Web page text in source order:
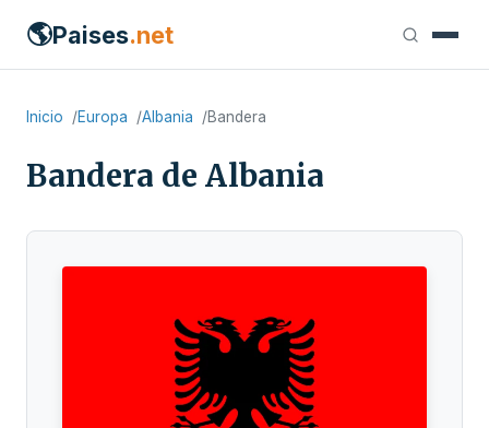
🌎Paises.net
Inicio Europa Albania Bandera
Bandera de Albania